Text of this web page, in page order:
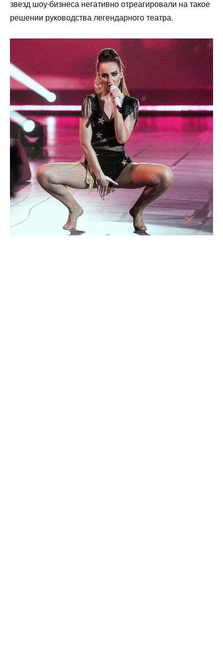
звезд шоу-бизнеса негативно отреагировали на такое
решении руководства легендарного театра.